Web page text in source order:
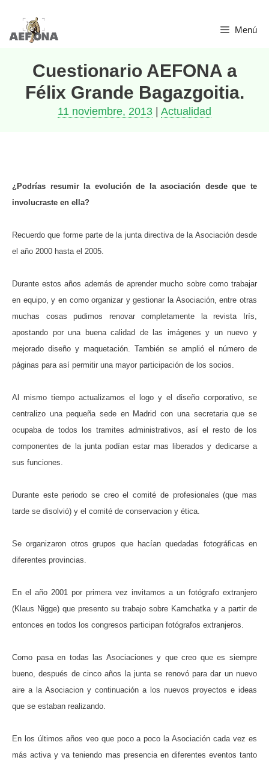
Saltar
Menú
Cuestionario AEFONA a
Félix Grande Bagazgoitia.
11 noviembre, 2013 Actualidad
¿Podrías resumir la evolución de la asociación desde que te
involucraste en ella?
Recuerdo que forme parte de la junta directiva de la Asociación desde
el año 2000 hasta el 2005.
Durante estos años además de aprender mucho sobre como trabajar
en equipo, y en como organizar y gestionar la Asociación, entre otras
muchas cosas pudimos renovar completamente la revista Irís,
apostando por una buena calidad de las imágenes y un nuevo y
mejorado diseño y maquetación. También se amplió el número de
páginas para así permitir una mayor participación de los socios.
Al mismo tiempo actualizamos el logo y el diseño corporativo, se
centralizo una pequeña sede en Madrid con una secretaria que se
ocupaba de todos los tramites administrativos, así el resto de los
componentes de la junta podían estar mas liberados y dedicarse a
sus funciones.
Durante este periodo se creo el comité de profesionales (que mas
tarde se disolvió) y el comité de conservacion y ética.
Se organizaron otros grupos que hacían quedadas fotográficas en
diferentes provincias.
En el año 2001 por primera vez invitamos a un fotógrafo extranjero
(Klaus Nigge) que presento su trabajo sobre Kamchatka y a partir de
entonces en todos los congresos participan fotógrafos extranjeros.
Como pasa en todas las Asociaciones y que creo que es siempre
bueno, después de cinco años la junta se renovó para dar un nuevo
aire a la Asociacion y continuación a los nuevos proyectos e ideas
que se estaban realizando.
En los últimos años veo que poco a poco la Asociación cada vez es
más activa y va teniendo mas presencia en diferentes eventos tanto